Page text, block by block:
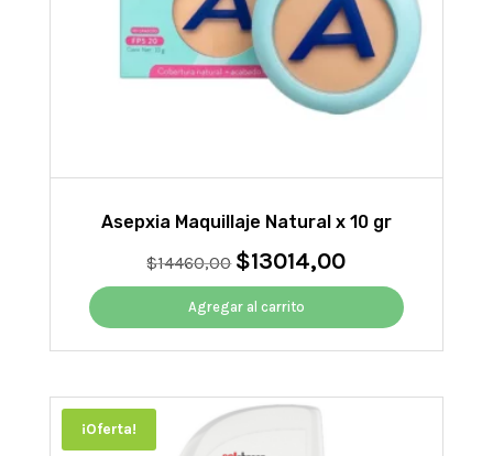
Asepxia Maquillaje Natural x 10 gr
$14460,00 El
precio
original
era:
$14460,00.
$13014,00El
precio
es:
$13014,00.
Agregar al carrito
¡Oferta!